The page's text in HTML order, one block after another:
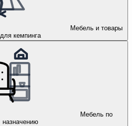
Мебель и товары
для кемпинга
Мебель по
назначению